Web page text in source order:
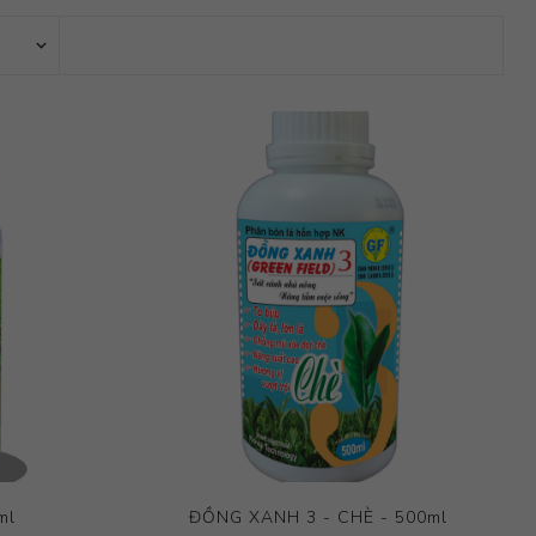
ĐỒNG XANH 3 - CHÈ - 500ml